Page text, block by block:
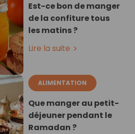
Est-ce bon de manger
de la confiture tous
les matins ?
Lire la suite
ALIMENTATION
Que manger au petit-
déjeuner pendant le
Ramadan ?